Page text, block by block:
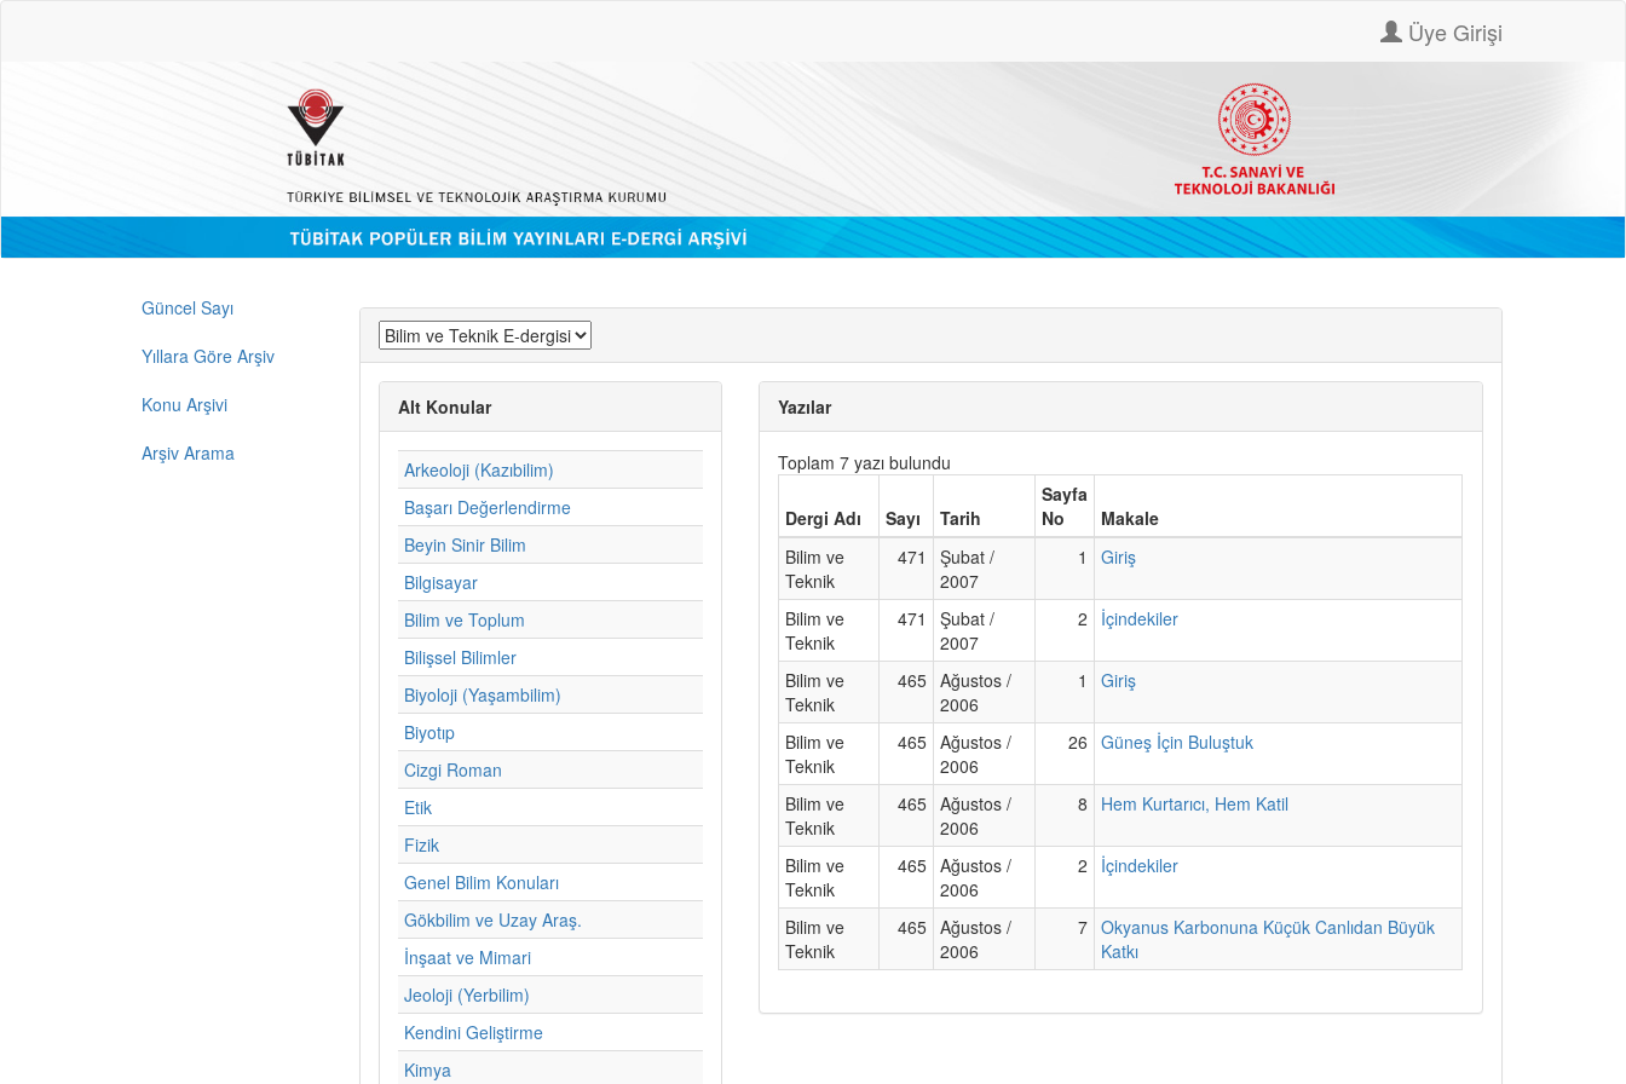
Üye Girişi
Güncel Sayı
Yıllara Göre Arşiv
Konu Arşivi
Arşiv Arama
Alt Konular
Arkeoloji (Kazıbilim)
Başarı Değerlendirme
Beyin Sinir Bilim
Bilgisayar
Bilim ve Toplum
Bilişsel Bilimler
Biyoloji (Yaşambilim)
Biyotıp
Cizgi Roman
Etik
Fizik
Genel Bilim Konuları
Gökbilim ve Uzay Araş.
İnşaat ve Mimari
Jeoloji (Yerbilim)
Kendini Geliştirme
Kimya
Yazılar
Toplam 7 yazı bulundu
Dergi Adı Sayı Tarih
Sayfa
No
Makale
Bilim ve
Teknik
471
Şubat /
2007
1 Giriş
Bilim ve
Teknik
471
Şubat /
2007
2 İçindekiler
Bilim ve
Teknik
465 Ağustos /
2006
1 Giriş
Bilim ve
Teknik
465 Ağustos /
2006
26 Güneş İçin Buluştuk
Bilim ve
Teknik
465 Ağustos /
2006
8 Hem Kurtarıcı, Hem Katil
Bilim ve
Teknik
465 Ağustos /
2006
2 İçindekiler
Bilim ve
Teknik
465 Ağustos /
2006
7 Okyanus Karbonuna Küçük Canlıdan Büyük
Katkı